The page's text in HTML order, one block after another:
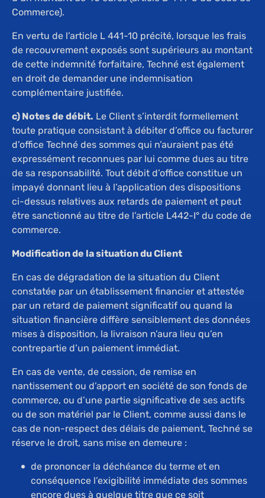
Commerce).
En vertu de l’article L 441-10 précité, lorsque les frais
de recouvrement exposés sont supérieurs au montant
de cette indemnité forfaitaire, Techné est également
en droit de demander une indemnisation
complémentaire justifiée.
c) Notes de débit. Le Client s’interdit formellement
toute pratique consistant à débiter d’office ou facturer
d’office Techné des sommes qui n’auraient pas été
expressément reconnues par lui comme dues au titre
de sa responsabilité. Tout débit d’office constitue un
impayé donnant lieu à l’application des dispositions
ci-dessus relatives aux retards de paiement et peut
être sanctionné au titre de l’article L442-I° du code de
commerce.
Modification de la situation du Client
En cas de dégradation de la situation du Client
constatée par un établissement financier et attestée
par un retard de paiement significatif ou quand la
situation financière diffère sensiblement des données
mises à disposition, la livraison n’aura lieu qu’en
contrepartie d’un paiement immédiat.
En cas de vente, de cession, de remise en
nantissement ou d’apport en société de son fonds de
commerce, ou d’une partie significative de ses actifs
ou de son matériel par le Client, comme aussi dans le
cas de non-respect des délais de paiement, Techné se
réserve le droit, sans mise en demeure :
de prononcer la déchéance du terme et en
conséquence l’exigibilité immédiate des sommes
encore dues à quelque titre que ce soit